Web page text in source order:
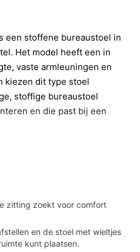
een stoffene bureaustoel in
Het model heeft een in
vaste armleuningen en
kiezen dit type stoel
stoffige bureaustoel
en die past bij een
vaste armleuningen nodig
kantoorruimte en je
hoofdsteun, verstelbare
onderruggedeelte nodig
zitting zoekt voor comfort
en de stoel met wieltjes
kunt plaatsen.